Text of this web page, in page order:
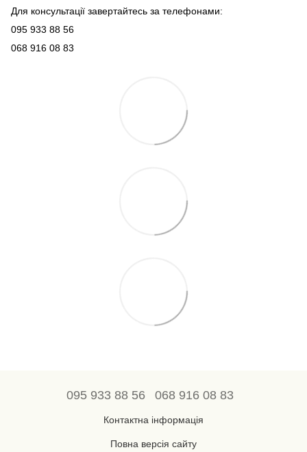
Для консультації завертайтесь за телефонами:
095 933 88 56
068 916 08 83
095 933 88 56 068 916 08 83
Контактна інформація
Повна версія сайту